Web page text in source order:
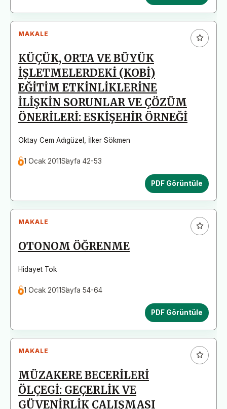
MAKALE
KÜÇÜK, ORTA VE BÜYÜK
İŞLETMELERDEKİ (KOBİ)
EĞİTİM ETKİNLİKLERİNE
İLİŞKİN SORUNLAR VE ÇÖZÜM
ÖNERİLERİ: ESKİŞEHİR ÖRNEĞİ
Oktay Cem Adıgüzel İlker Sökmen
1 Ocak 2011Sayfa 42-53
PDF Görüntüle
MAKALE
OTONOM ÖĞRENME
Hidayet Tok
1 Ocak 2011Sayfa 54-64
PDF Görüntüle
MAKALE
MÜZAKERE BECERİLERİ
ÖLÇEGİ: GEÇERLİK VE
GÜVENİRLİK ÇALIŞMASI